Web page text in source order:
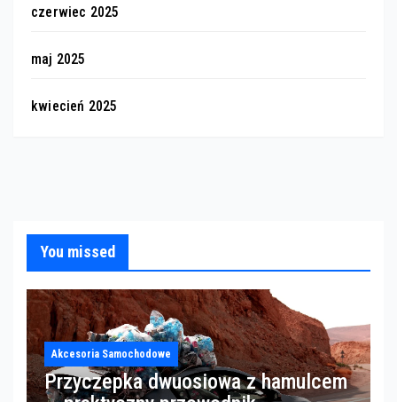
czerwiec 2025
maj 2025
kwiecień 2025
You missed
Akcesoria Samochodowe
Przyczepka dwuosiowa z hamulcem